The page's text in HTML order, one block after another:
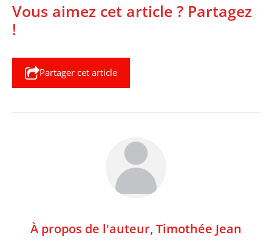
Vous aimez cet article ? Partagez
!
Partager cet article
À propos de l'auteur, Timothée Jean